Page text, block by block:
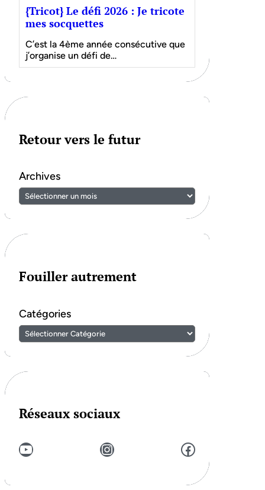
{Tricot} Le défi 2026 : Je tricote
mes socquettes
C’est la 4ème année consécutive que
j’organise un défi de…
Retour vers le futur
Archives
Fouiller autrement
Catégories
Réseaux sociaux
YouTube Instagram Facebook